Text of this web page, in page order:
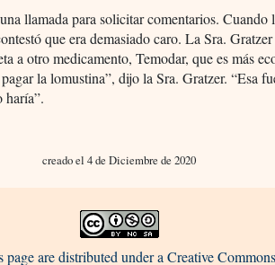
llamada para solicitar comentarios. Cuando
que era demasiado caro. La Sra.
a otro medicamento, Temodar, que es más
la lomustina”, dijo la Sra. Gratzer. “Esa
haría”.
creado el 4 de Diciembre de 2020
page are distributed under a Creative